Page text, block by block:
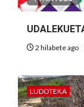
2 hilabete ago
LUDOTEKA